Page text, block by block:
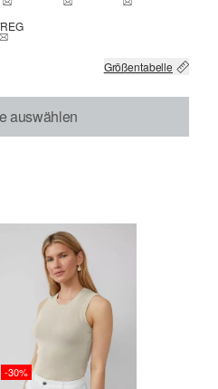
OUT OF STOCK
CURRENTLY OUT OF STOCK
THIS SIZE IS CURRENTLY OUT OF STOCK
Größentabelle
auswählen
-30%